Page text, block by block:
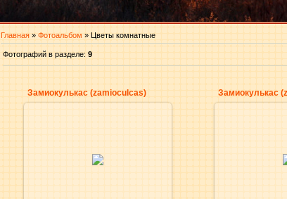
Главная » Фотоальбом » Цветы комнатные
Фотографий в разделе: 9
Замиокулькас (zamioculcas) Замиокулькас